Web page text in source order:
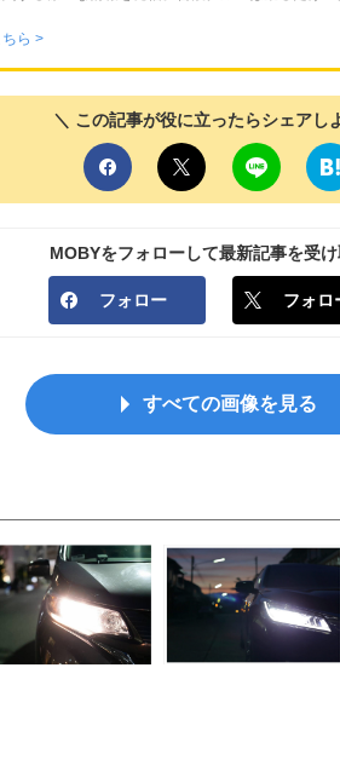
ら >
＼ この記事が役に立ったらシェアし
MOBYをフォローして最新記事を受け
フォロー フォロ
すべての画像を見る